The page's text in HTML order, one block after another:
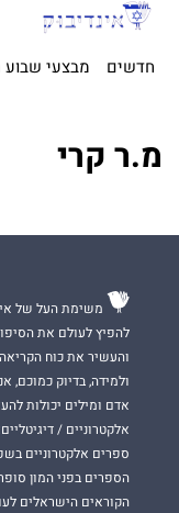
חדשים מבצעי שבוע
מ.ר קרי
משימת העל של
להפיץ לעולם את
והעשיר את כוח
ולמידה, בדיוק כמוכם,
אדם ומילים יכולות
אלקטרוניים /
ספרים אלקטרוניים
הספרים בפני המון
הקוראים הישראלים